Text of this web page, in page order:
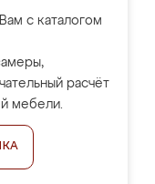
с каталогом
расчёт
мебели.